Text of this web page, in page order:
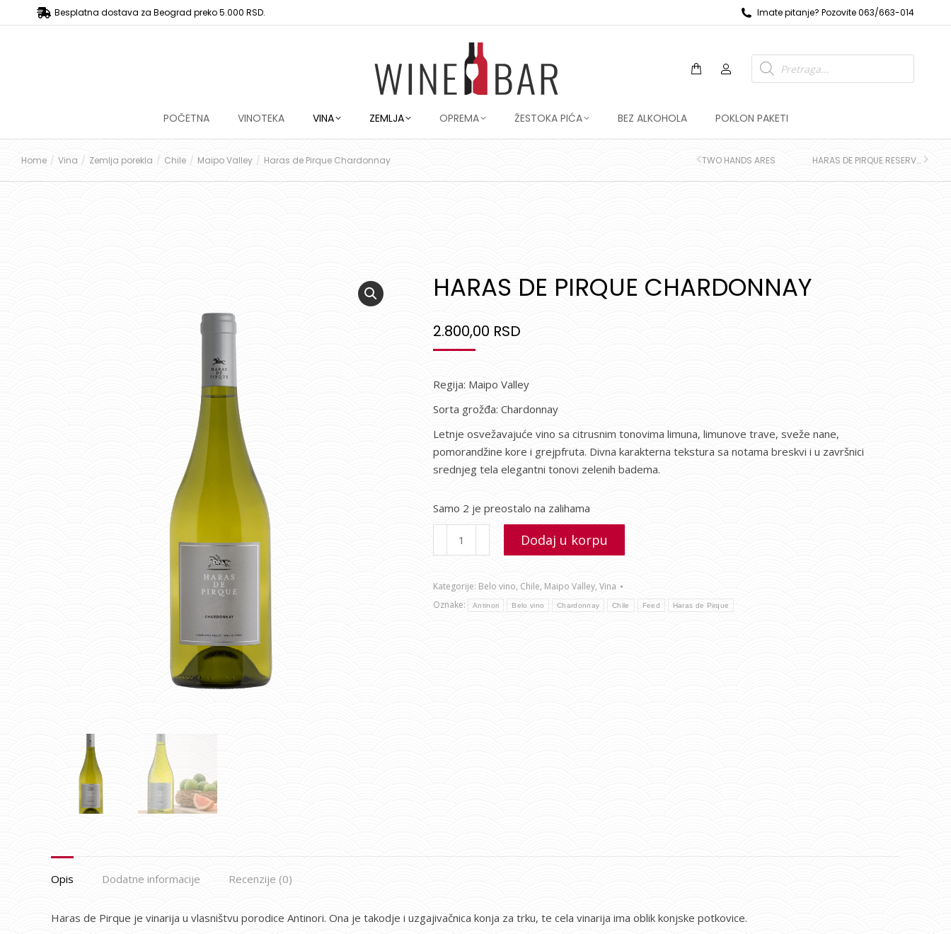
Besplatna dostava za Beograd preko 5.000 RSD. Imate pitanje? Pozovite 063/663-014
POČETNA VINOTEKA VINA ZEMLJA OPREMA ŽESTOKA PIĆA BEZ ALKOHOLA POKLON PAKETI
You are here:
Home Vina Zemlja porekla Chile Maipo Valley Haras de Pirque Chardonnay TWO HANDS ARES HARAS DE PIRQUE RESERVA DE PROPIEDAD
HARAS DE PIRQUE CHARDONNAY
2.800,00 RSD
Regija: Maipo Valley
Sorta grožđa: Chardonnay
Letnje osvežavajuće vino sa citrusnim tonovima limuna, limunove trave, sveže nane,
pomorandžine kore i grejpfruta. Divna karakterna tekstura sa notama breskvi i u završnici
srednjeg tela elegantni tonovi zelenih badema.
Samo 2 je preostalo na zalihama
Dodaj u korpu
Kategorije: Belo vino, Chile, Maipo Valley, Vina
Oznake:
Antinori Belo vino Chardonnay Chile Feed Haras de Pirque
Opis Dodatne informacije Recenzije (0)
Haras de Pirque je vinarija u vlasništvu porodice Antinori. Ona je takodje i uzgajivačnica konja za trku, te cela vinarija ima oblik konjske potkovice.